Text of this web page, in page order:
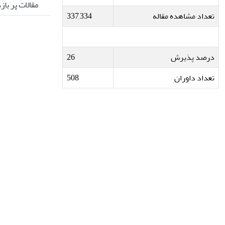
تعداد مشاهده مقاله
337,334
درصد پذیرش
26
تعداد داوران
508
مقالات پر